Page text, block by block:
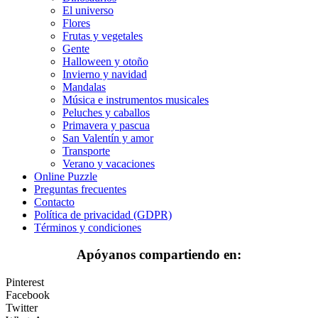
Frutas y vegetales
Halloween y otoño
Invierno y navidad
Mandalas
Música e instrumentos musicales
San Valentín y amor
Transporte
El universo
Flores
Frutas y vegetales
Gente
Halloween y otoño
Invierno y navidad
Mandalas
Música e instrumentos musicales
Peluches y caballos
Primavera y pascua
San Valentín y amor
Transporte
Verano y vacaciones
Online Puzzle
Preguntas frecuentes
Contacto
Política de privacidad (GDPR)
Términos y condiciones
Apóyanos compartiendo en:
Pinterest
Facebook
Twitter